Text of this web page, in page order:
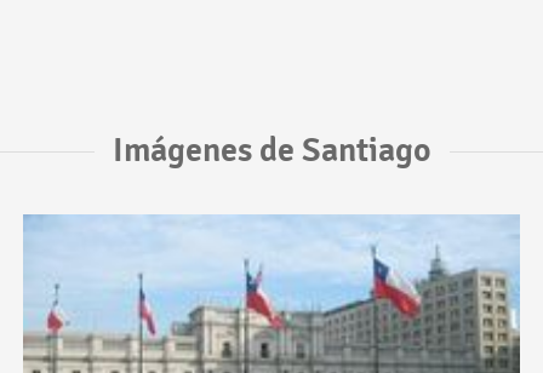
Imágenes de Santiago